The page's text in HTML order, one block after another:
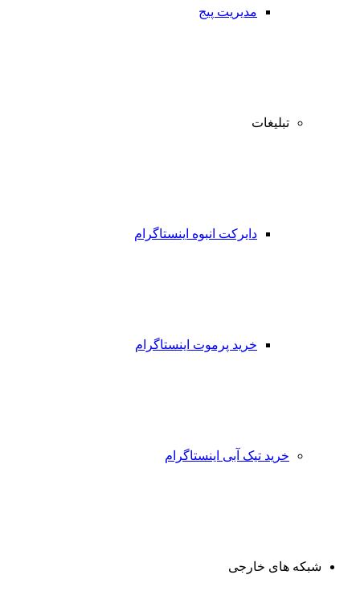
مدیریت پیج
تبلیغات
دایرکت انبوه اینستاگرام
خرید پرموت اینستاگرام
خرید تیک آبی اینستاگرام
شبکه های خارجی